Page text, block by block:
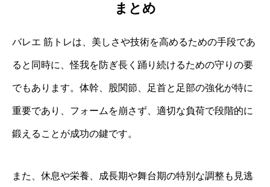
まとめ
バレエ 筋トレは、美しさや技術を高めるための手段であ
ると同時に、怪我を防ぎ長く踊り続けるための守りの要
でもあります。体幹、股関節、足首と足部の強化が特に
重要であり、フォームを崩さず、適切な負荷で段階的に
鍛えることが成功の鍵です。
また、休息や栄養、成長期や舞台期の特別な調整も見逃